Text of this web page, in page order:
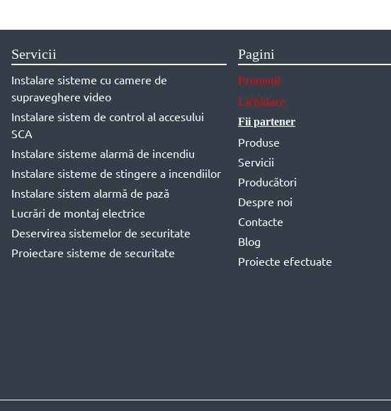
Servicii
Instalare sisteme cu camere de
supraveghere video
Instalare sistem de control al accesului
SCA
Instalare sisteme alarmă de incendiu
Instalare sisteme de stingere a incendiilor
Instalare sistem alarmă de pază
Lucrări de montaj electrice
Deservirea sistemelor de securitate
Proiectare sisteme de securitate
Pagini
Promoții
Lichidare
Fii partener
Produse
Servicii
Producători
Despre noi
Contacte
Blog
Proiecte efectuate